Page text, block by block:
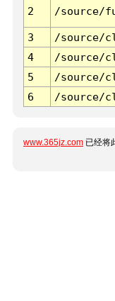
2 /source/
3 /source/
4
/source/
5
/source/
6
/source/
www.365jz.com 已经将